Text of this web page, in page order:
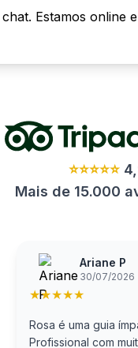
Estamos online
⭐⭐⭐⭐⭐
Mais de 15.000
Ariane P
30/07/2026
★★★★★
Rosa é uma guia
Profissional com